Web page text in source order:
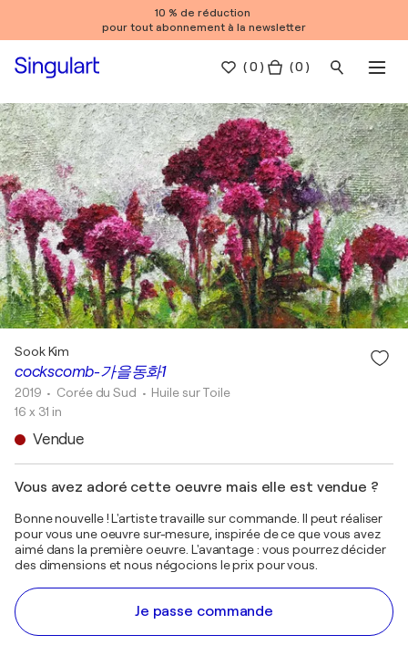
10 % de réduction
pour tout abonnement à la newsletter
(0 ) ( 0 )
cockscomb-가을동화1
Sook Kim
2019 • Corée du Sud • Huile sur Toile
16 x 31 in
Vendue
Vous avez adoré cette oeuvre mais elle est vendue ?
Bonne nouvelle ! L'artiste travaille sur commande. Il peut réaliser
pour vous une oeuvre sur-mesure, inspirée de ce que vous avez
aimé dans la première oeuvre. L'avantage : vous pourrez décider
des dimensions et nous négocions le prix pour vous.
Je passe commande